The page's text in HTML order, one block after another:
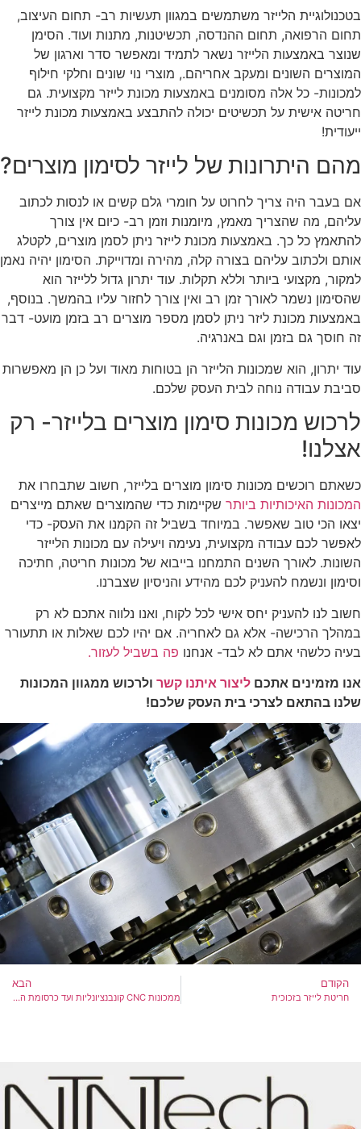
בטכנולוגיית הלייזר משתמשים במגוון תעשיות רב- תחום העיצוב,
תחום הרפואה, תחום ההנדסה, תכשיטנות, מתנות ועוד. הסימן
שנוצר באמצעות הלייזר נשאר לתמיד ומאפשר סדר וארגון של
המוצרים השונים ומעקב אחריהם., מוצרי נוי שונים וחלקי חילוף
למכונות- כל אלה מסומנים באמצעות מכונת לייזר מקצועית. גם
חריטה אישית על תכשיטים יכולה להתבצע באמצעות מכונת לייזר
ייעודית!
מהם היתרונות של לייזר לסימון מוצרים?
אם בעבר היה צריך לחרוט על חומרי גלם קשים או לנסות לכתוב
עליהם, מה שהצריך מאמץ, מיומנות וזמן רב- כיום אין צורך
להתאמץ כל כך. באמצעות מכונת לייזר ניתן לסמן מוצרים, לקטלג
אותם ולכתוב עליהם בצורה קלה, מהירה ומדוייקת. הסימון יהיה נאמן
למקור, מקצועי ביותר וללא תקלות. עוד יתרון גדול ללייזר הוא
שהסימון נשמר לאורך זמן רב ואין צורך לחזור עליו בהמשך. בנוסף,
באמצעות מכונת ליזר ניתן לסמן מספר מוצרים רב בזמן מועט- דבר
זה חוסך גם בזמן וגם באנרגיה.
עוד יתרון, הוא שמכונות הלייזר הן בטוחות מאוד ועל כן הן מאפשרות
סביבת עבודה נוחה לבית העסק שלכם.
לרכוש מכונות סימון מוצרים בלייזר- רק
אצלנו!
כשאתם רוכשים מכונות סימון מוצרים בלייזר, חשוב שתבחרו את
המכונות האיכותיות ביותר שקיימות כדי שהמוצרים שאתם מייצרים
יצאו הכי טוב שאפשר. במיוחד בשביל זה הקמנו את העסק- כדי
לאפשר לכם עבודה מקצועית, נעימה ויעילה עם מכונות הלייזר
השונות. לאורך השנים התמחנו בייבוא של מכונות חריטה, חתיכה
וסימון ונשמח להעניק לכם מהידע והניסיון שצברנו.
חשוב לנו להעניק יחס אישי לכל לקוח, ואנו נלווה אתכם לא רק
במהלך הרכישה- אלא גם לאחריה. אם יהיו לכם שאלות או תתעורר
בעיה כלשהי אתם לא לבד- אנחנו פה בשביל לעזור.
אנו מזמינים אתכם ליצור איתנו קשר ולרכוש ממגוון המכונות
שלנו בהתאם לצרכי בית העסק שלכם!
הקודם
חריטת לייזר בזכוכית
הבא
ממכונות CNC קונבנציונליות ועד כרסומת המותאמת ספציפית ללקוח